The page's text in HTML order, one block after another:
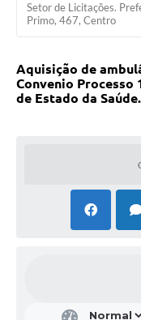
Setor de Licitações.
Primo, 467, Centro
Aquisição de
Convenio Processo
de Estado da Saúde.